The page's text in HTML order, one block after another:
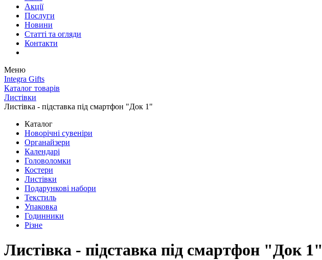
Акції
Послуги
Новини
Статті та огляди
Контакти
Меню
Integra Gifts
Каталог товарів
Листівки
Листівка - підставка під смартфон "Док 1"
Каталог
Новорічні сувеніри
Органайзери
Календарі
Головоломки
Костери
Листівки
Подарункові набори
Текстиль
Упаковка
Годинники
Різне
Листівка - підставка під смартфон "Док 1"